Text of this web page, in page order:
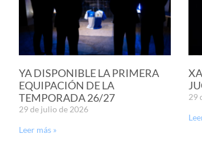
YA DISPONIBLE LA PRIMERA
EQUIPACIÓN DE LA
TEMPORADA 26/27
29 de julio de 2026
Leer más »
29